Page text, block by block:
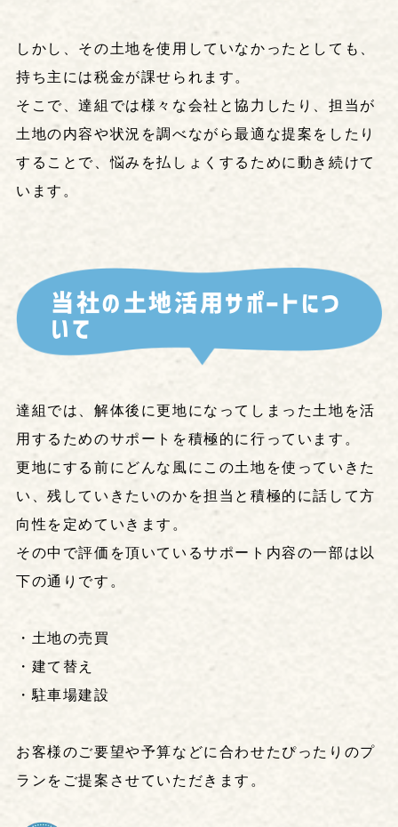
しかし、その土地を使用していなかったとしても、
持ち主には税金が課せられます。
そこで、達組では様々な会社と協力したり、担当が
土地の内容や状況を調べながら最適な提案をしたり
することで、悩みを払しょくするために動き続けて
います。
当社の 土地活用 サポー ト につ
い て
達組では、解体後に更地になってしまった土地を活
用するためのサポートを積極的に行っています。
更地にする前にどんな風にこの土地を使っていきた
い、残していきたいのかを担当と積極的に話して方
向性を定めていきます。
その中で評価を頂いているサポート内容の一部は以
下の通りです。
・土地の売買
・建て替え
・駐車場建設
お客様のご要望や予算などに合わせたぴったりのプ
ランをご提案させていただきます。